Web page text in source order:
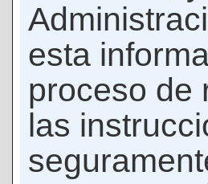
esta
proceso de
las